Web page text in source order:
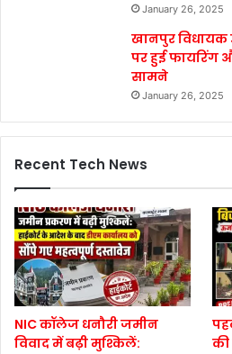
January 26, 2025
खानपुर
पर हुई फायरिंग
सामने
January 26, 2025
Recent Tech News
NIC कॉलेज धनौरी जमीन
विवाद में बढ़ी मुश्किलें:
की